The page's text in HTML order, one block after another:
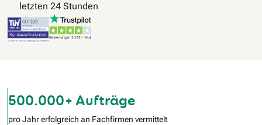
letzten 24 Stunden
500.000+ Aufträge
pro Jahr erfolgreich an Fachfirmen vermittelt